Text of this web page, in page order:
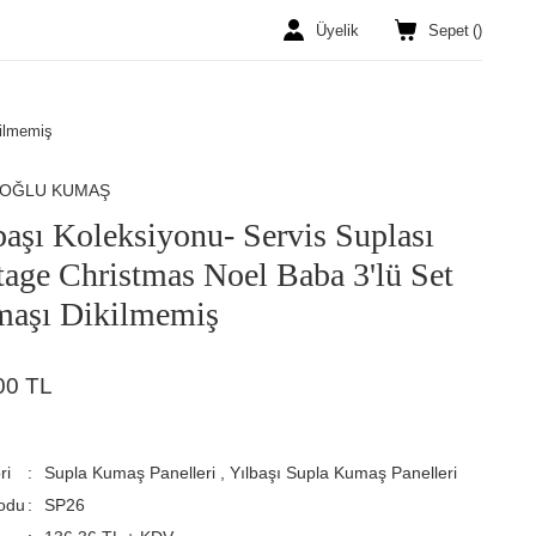
Üyelik Sepet ()
KUMAŞ
Koleksiyonu- Servis Suplası
Christmas Noel Baba 3'lü Set
Dikilmemiş
TL
Supla Kumaş Panelleri ,Yılbaşı Supla Kumaş Panelleri
SP26